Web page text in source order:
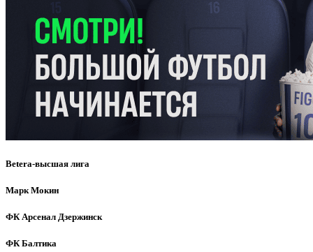
Betera-высшая лига
Марк Мокин
ФК Арсенал Дзержинск
ФК Балтика